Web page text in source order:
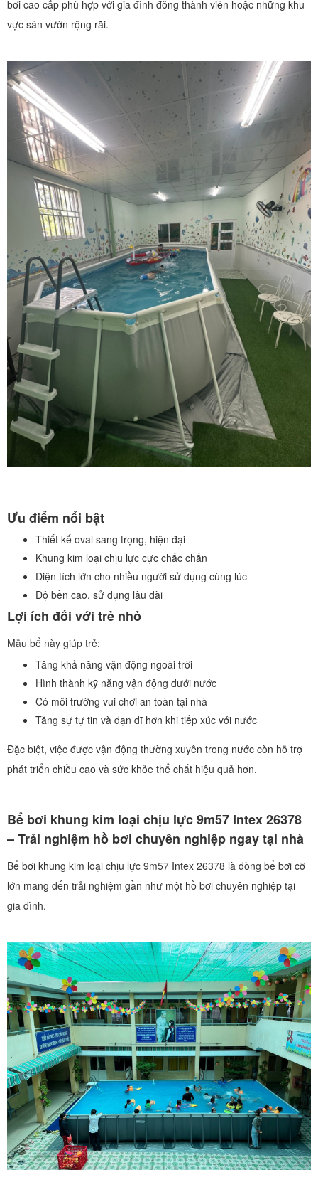
bơi cao cấp phù hợp với gia đình đông thành viên hoặc những khu
vực sân vườn rộng rãi.
Ưu điểm nổi bật
Thiết kế oval sang trọng, hiện đại
Khung kim loại chịu lực cực chắc chắn
Diện tích lớn cho nhiều người sử dụng cùng lúc
Độ bền cao, sử dụng lâu dài
Lợi ích đối với trẻ nhỏ
Mẫu bể này giúp trẻ:
Tăng khả năng vận động ngoài trời
Hình thành kỹ năng vận động dưới nước
Có môi trường vui chơi an toàn tại nhà
Tăng sự tự tin và dạn dĩ hơn khi tiếp xúc với nước
Đặc biệt, việc được vận động thường xuyên trong nước còn hỗ trợ
phát triển chiều cao và sức khỏe thể chất hiệu quả hơn.
Bể bơi khung kim loại chịu lực 9m57 Intex 26378
– Trải nghiệm hồ bơi chuyên nghiệp ngay tại nhà
Bể bơi khung kim loại chịu lực 9m57 Intex 26378 là dòng bể bơi cỡ
lớn mang đến trải nghiệm gần như một hồ bơi chuyên nghiệp tại
gia đình.